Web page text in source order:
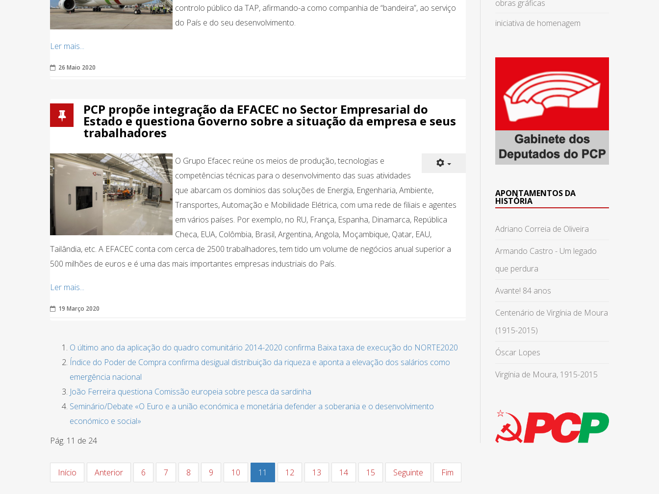
controlo público da TAP, afirmando-a como companhia de “bandeira”, ao serviço
do País e do seu desenvolvimento.
Ler mais...
26 Maio 2020
PCP propõe integração da EFACEC no Sector Empresarial do
Estado e questiona Governo sobre a situação da empresa e seus
trabalhadores
O Grupo Efacec reúne os meios de produção, tecnologias e
competências técnicas para o desenvolvimento das suas atividades
que abarcam os domínios das soluções de Energia, Engenharia, Ambiente,
Transportes, Automação e Mobilidade Elétrica, com uma rede de filiais e agentes
em vários países. Por exemplo, no RU, França, Espanha, Dinamarca, República
Checa, EUA, Colômbia, Brasil, Argentina, Angola, Moçambique, Qatar, EAU,
Tailândia, etc. A EFACEC conta com cerca de 2500 trabalhadores, tem tido um volume de negócios anual superior a
500 milhões de euros e é uma das mais importantes empresas industriais do País.
Ler mais...
19 Março 2020
O último ano da aplicação do quadro comunitário 2014-2020 confirma Baixa taxa de execução do NORTE2020
Índice do Poder de Compra confirma desigual distribuição da riqueza e aponta a elevação dos salários como
emergência nacional
João Ferreira questiona Comissão europeia sobre pesca da sardinha
Seminário/Debate «O Euro e a união económica e monetária defender a soberania e o desenvolvimento
económico e social»
Pág. 11 de 24
Início Anterior 6 7 8 9 10 11 12 13 14 15 Seguinte Fim
obras gráficas
iniciativa de homenagem
APONTAMENTOS DA
HISTÓRIA
Adriano Correia de Oliveira
Armando Castro - Um legado
que perdura
Avante! 84 anos
Centenário de Virgínia de Moura
(1915-2015)
Óscar Lopes
Virgínia de Moura, 1915-2015